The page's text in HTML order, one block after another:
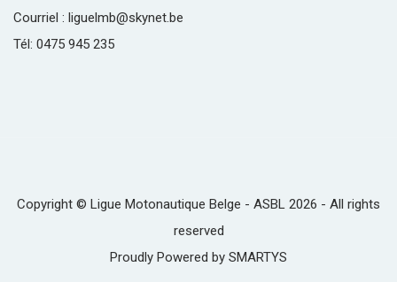
Courriel : liguelmb@skynet.be
Tél: 0475 945 235
Copyright © Ligue Motonautique Belge - ASBL 2026 - All rights
reserved
Proudly Powered by SMARTYS